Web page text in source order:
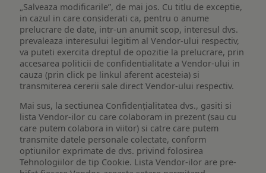
„Salveaza modificarile”, de mai jos. Cu titlu de exceptie,
in cazul in care considerati ca, pentru o anume
prelucrare de date, intr-un anumit scop, interesul dvs.
prevaleaza interesului legitim al Vendor-ului respectiv,
va puteti exercita dreptul de opozitie la prelucrare, prin
accesarea politicii de confidentialitate a Vendor-ului in
cauza (prin click pe linkul aferent acesteia) si
transmiterea cererii sale direct Vendor-ului respectiv.
Mai sus, la sectiunea Confidențialitatea dvs., gasiti si
lista Vendor-ilor cu care colaboram in prezent (sau cu
care putem colabora in viitor) si catre care putem
transmite datele personale colectate, conform
optiunilor exprimate de dvs. privind folosirea
Tehnologiilor de tip Cookie. Lista Vendor-ilor are pre-